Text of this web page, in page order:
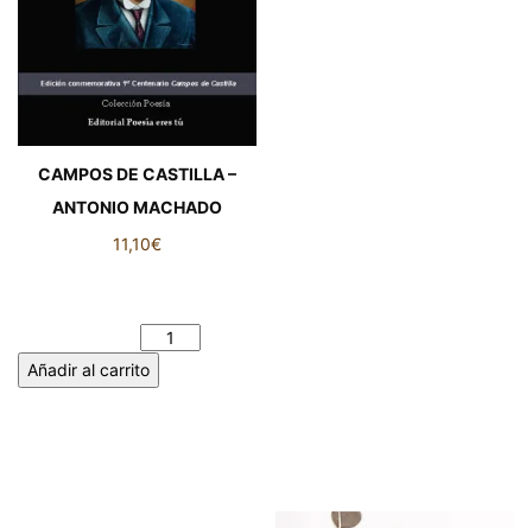
CAMPOS DE CASTILLA –
ANTONIO MACHADO
11,10€
Añadir al carrito